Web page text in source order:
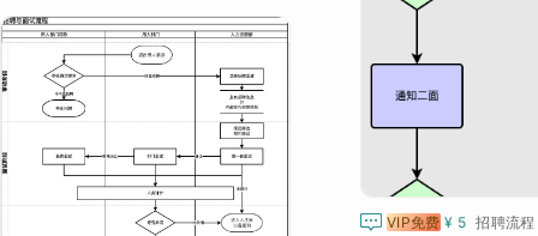
 VIP免费 ¥ 5 招聘流程